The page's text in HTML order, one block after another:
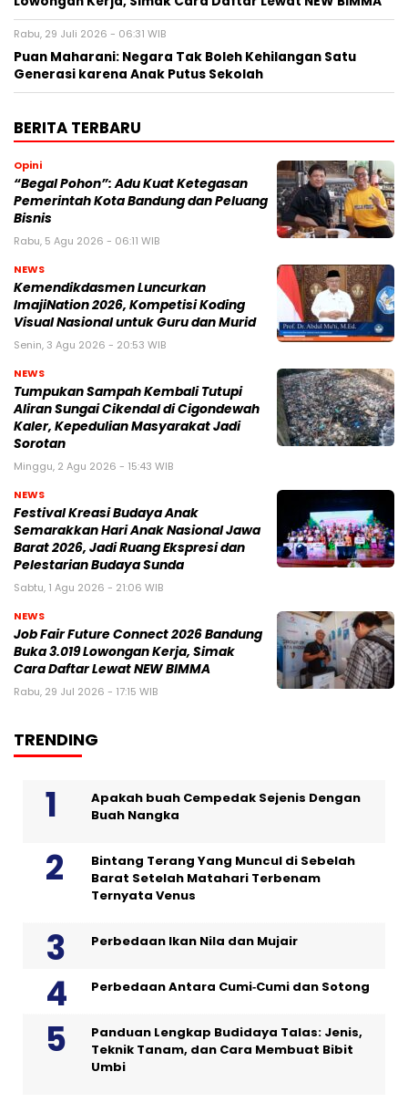
Rabu, 29 Juli 2026 - 06:31 WIB
Puan Maharani: Negara Tak Boleh Kehilangan Satu
Generasi karena Anak Putus Sekolah
BERITA TERBARU
Opini
“Begal Pohon”: Adu Kuat Ketegasan
Pemerintah Kota Bandung dan Peluang
Bisnis
Rabu, 5 Agu 2026 - 06:11 WIB
NEWS
Kemendikdasmen Luncurkan
ImajiNation 2026, Kompetisi Koding
Visual Nasional untuk Guru dan Murid
Senin, 3 Agu 2026 - 20:53 WIB
NEWS
Tumpukan Sampah Kembali Tutupi
Aliran Sungai Cikendal di Cigondewah
Kaler, Kepedulian Masyarakat Jadi
Sorotan
Minggu, 2 Agu 2026 - 15:43 WIB
NEWS
Festival Kreasi Budaya Anak
Semarakkan Hari Anak Nasional Jawa
Barat 2026, Jadi Ruang Ekspresi dan
Pelestarian Budaya Sunda
Sabtu, 1 Agu 2026 - 21:06 WIB
NEWS
Job Fair Future Connect 2026 Bandung
Buka 3.019 Lowongan Kerja, Simak
Cara Daftar Lewat NEW BIMMA
Rabu, 29 Jul 2026 - 17:15 WIB
TRENDING
Apakah buah Cempedak Sejenis Dengan
Buah Nangka
Bintang Terang Yang Muncul di Sebelah
Barat Setelah Matahari Terbenam
Ternyata Venus
Perbedaan Ikan Nila dan Mujair
Perbedaan Antara Cumi‑Cumi dan Sotong
Panduan Lengkap Budidaya Talas: Jenis,
Teknik Tanam, dan Cara Membuat Bibit
Umbi